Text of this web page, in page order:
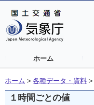
ホーム
ホーム > 各種データ・資料 >
１時間ごとの値